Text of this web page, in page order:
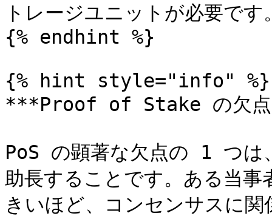
トレージユニットが必要です
{% endhint %}
{% hint style="info" %}
***Proof of Stake の欠
PoS の顕著な欠点の 1 つ
助長することです。ある当
きいほど、コンセンサスに